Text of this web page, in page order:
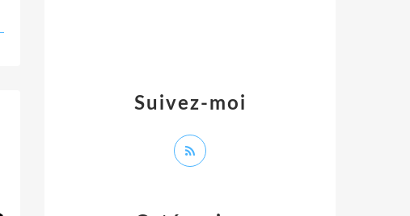
Suivez-moi